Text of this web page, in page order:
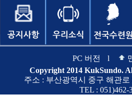
PC 버전 l
Copyright 2014 KukSundo.
주소 : 부산광역시 중구 해관로
TEL : 051)462-